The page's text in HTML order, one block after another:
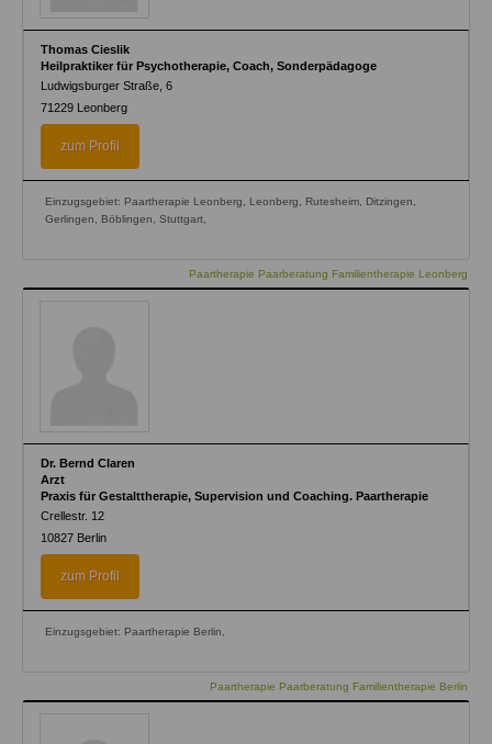
Thomas Cieslik
Heilpraktiker für Psychotherapie, Coach, Sonderpädagoge
Ludwigsburger Straße, 6
71229 Leonberg
zum Profil
Einzugsgebiet: Paartherapie Leonberg, Leonberg, Rutesheim, Ditzingen,
Gerlingen, Böblingen, Stuttgart,
Paartherapie Paarberatung Familientherapie Leonberg
Dr. Bernd Claren
Arzt
Praxis für Gestalttherapie, Supervision und Coaching. Paartherapie
Crellestr. 12
10827 Berlin
zum Profil
Einzugsgebiet: Paartherapie Berlin,
Paartherapie Paarberatung Familientherapie Berlin